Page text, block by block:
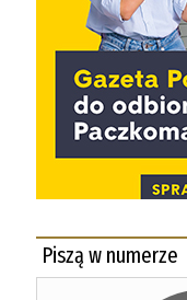
Piszą w numerze